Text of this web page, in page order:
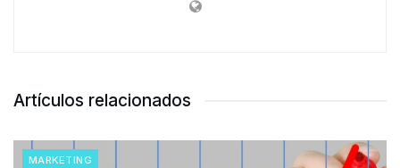
Artículos relacionados
MARKETING